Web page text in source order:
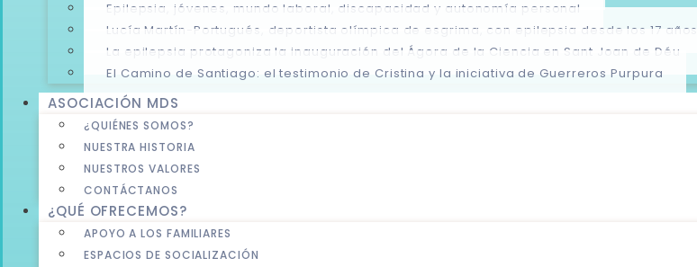
Epilepsia, jóvenes, mundo laboral, discapacidad y autonomía personal
Lucía Martín-Portugués, deportista olímpica de esgrima, con epilepsia desde los 17 años
La epilepsia protagoniza la inauguración del Ágora de la Ciencia en Sant Joan de Déu
El Camino de Santiago: el testimonio de Cristina y la iniciativa de Guerreros Purpura
ASOCIACIÓN MDS
¿QUIÉNES SOMOS?
NUESTRA HISTORIA
NUESTROS VALORES
CONTÁCTANOS
¿QUÉ OFRECEMOS?
APOYO A LOS FAMILIARES
ESPACIOS DE SOCIALIZACIÓN